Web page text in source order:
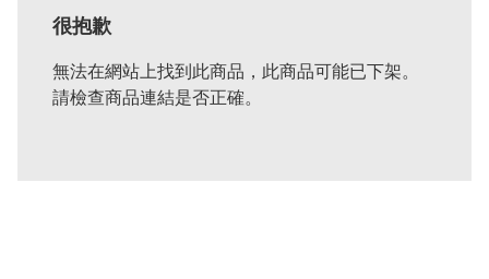
很抱歉
無法在網站上找到此商品，此商品可能已下架。
請檢查商品連結是否正確。